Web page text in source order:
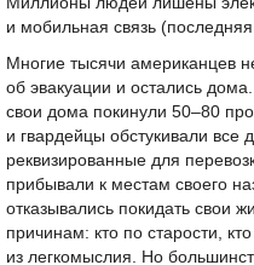
и мобильная связь
Многие тысячи американцев
об эвакуации и остались
свои дома покинули 50–80
и гвардейцы обстукивали
реквизированные для
прибывали к местам своего
отказывались покидать свои
причинам: кто по старости,
из легкомыслия. Но